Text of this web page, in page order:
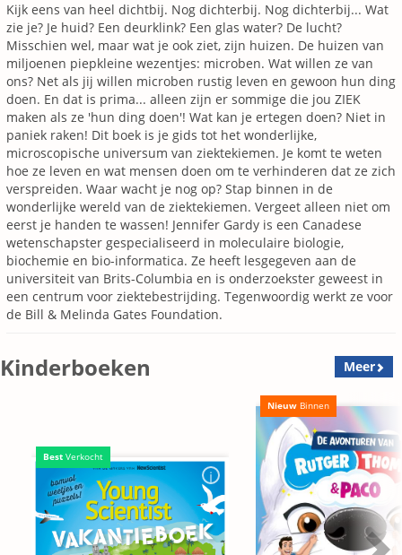
Kijk eens van heel dichtbij. Nog dichterbij. Nog dichterbij... Wat
zie je? Je huid? Een deurklink? Een glas water? De lucht?
Misschien wel, maar wat je ook ziet, zijn huizen. De huizen van
miljoenen piepkleine wezentjes: microben. Wat willen ze van
ons? Net als jij willen microben rustig leven en gewoon hun ding
doen. En dat is prima... alleen zijn er sommige die jou ZIEK
maken als ze 'hun ding doen'! Wat kan je ertegen doen? Niet in
paniek raken! Dit boek is je gids tot het wonderlijke,
microscopische universum van ziektekiemen. Je komt te weten
hoe ze leven en wat mensen doen om te verhinderen dat ze zich
verspreiden. Waar wacht je nog op? Stap binnen in de
wonderlijke wereld van de ziektekiemen. Vergeet alleen niet om
eerst je handen te wassen! Jennifer Gardy is een Canadese
wetenschapster gespecialiseerd in moleculaire biologie,
biochemie en bio-informatica. Ze heeft lesgegeven aan de
universiteit van Brits-Columbia en is onderzoekster geweest in
een centrum voor ziektebestrijding. Tegenwoordig werkt ze voor
de Bill & Melinda Gates Foundation.
Kinderboeken Meer
Best Verkocht
Nieuw Binnen